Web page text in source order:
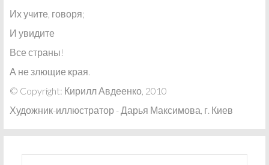
Их учите, говоря;
И увидите
Все страны!
А не злющие края.
© Copyright: Кирилл Авдеенко, 2010
Художник-иллюстратор - Дарья Максимова, г. Киев